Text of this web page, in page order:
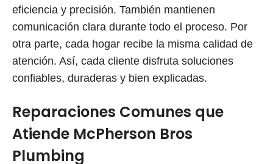
eficiencia y precisión. También mantienen
comunicación clara durante todo el proceso. Por
otra parte, cada hogar recibe la misma calidad de
atención. Así, cada cliente disfruta soluciones
confiables, duraderas y bien explicadas.
Reparaciones Comunes que
Atiende McPherson Bros
Plumbing